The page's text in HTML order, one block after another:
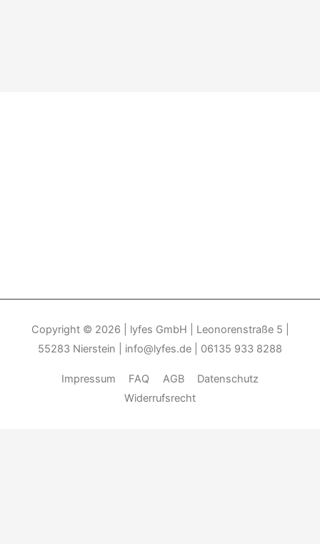
Copyright © 2026
| lyfes GmbH | Leonorenstraße 5 |
55283 Nierstein | info@lyfes.de | 06135 933 8288
Impressum FAQ AGB
Datenschutz
Widerrufsrecht